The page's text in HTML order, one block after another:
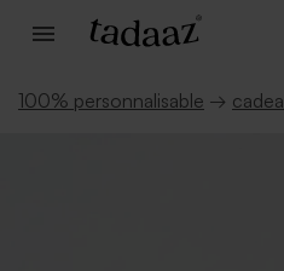
100% personnalisable →